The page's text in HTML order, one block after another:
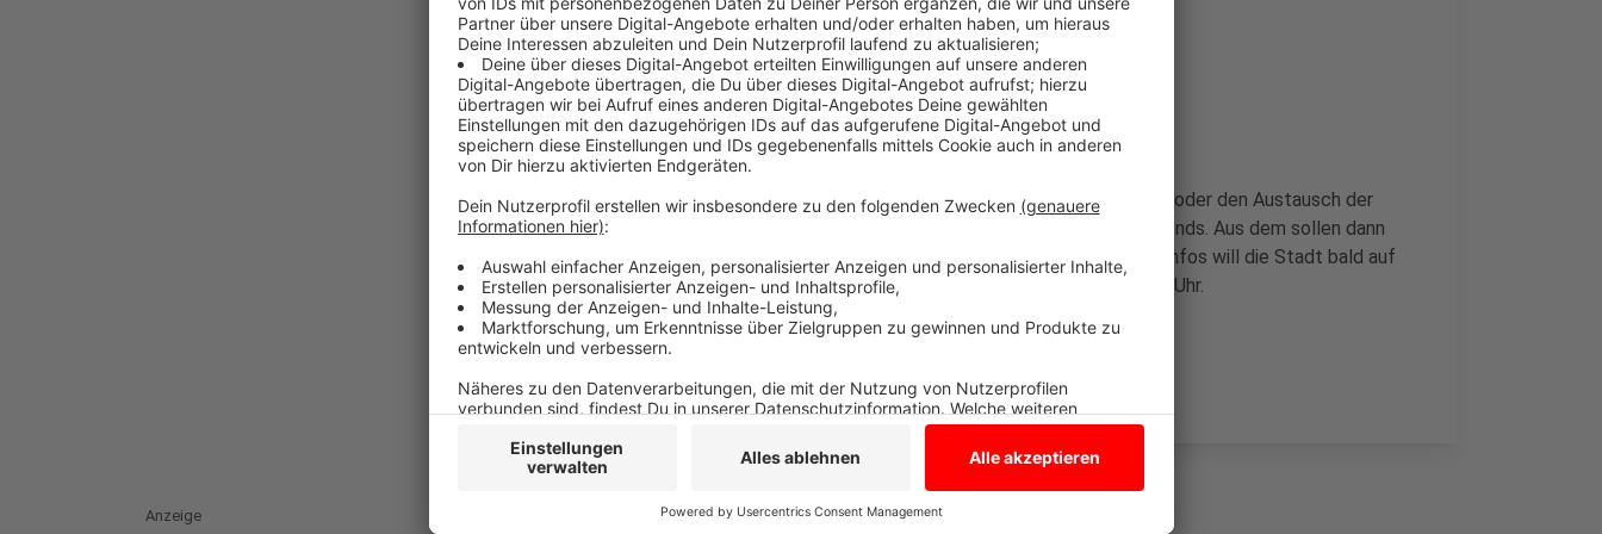
Klimaschutztag beginnt ab 15 Uhr
Anzeige
Energieberater geben Tipps zu Sanierung, Photovoltaik, Speicher oder den Austausch der
Heizung. Darüber hinaus gibt es in Ahaus bald einen Klimaschutzfonds. Aus dem sollen dann
Gelder für Balkonsolarmodule oder Lastenräder fließen. Weitere Infos will die Stadt bald auf
ihrer Website veröffentlichen. Der Klimaschutztag startet um 15 Uhr.
Anzeige
Anzeige